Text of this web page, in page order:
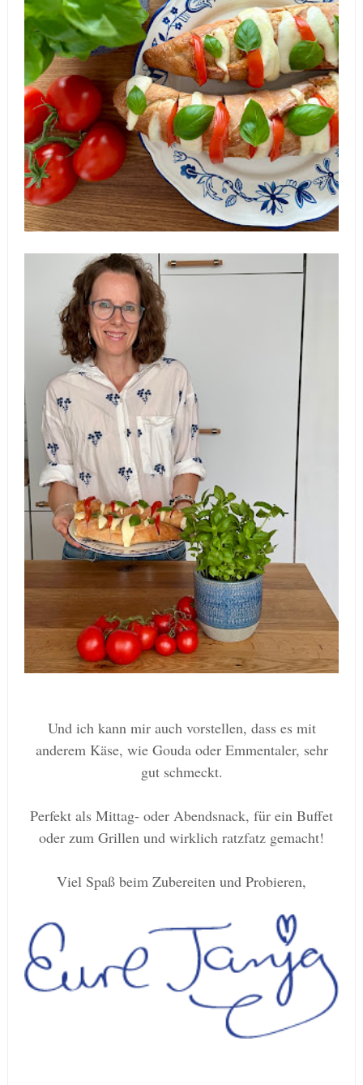
Und ich kann mir auch vorstellen, dass es mit
anderem Käse, wie Gouda oder Emmentaler, sehr
gut schmeckt.
Perfekt als Mittag- oder Abendsnack, für ein Buffet
oder zum Grillen und wirklich ratzfatz gemacht!
Viel Spaß beim Zubereiten und Probieren,